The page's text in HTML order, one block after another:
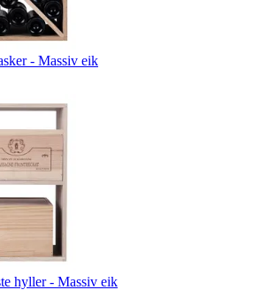
- Massiv eik
hyller - Massiv eik